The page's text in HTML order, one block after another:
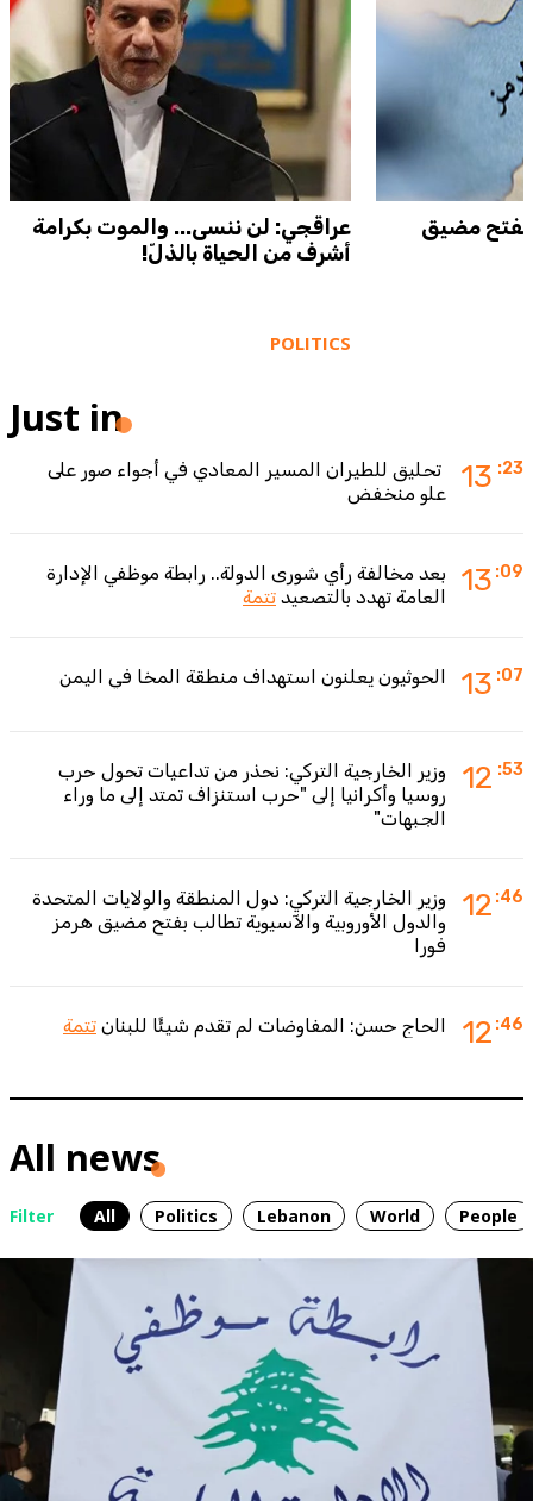
عراقجي: لن ننسى... والموت بكرامة
أشرف من الحياة بالذلّ!
POLITICS
شروط لفتح مضيق
Just in
13 :23
تحليق للطيران المسير المعادي في أجواء صور على
علو منخفض
13 :09
بعد مخالفة رأي شورى الدولة.. رابطة موظفي الإدارة
العامة تهدد بالتصعيد تتمة
13 :07 الحوثيون يعلنون استهداف منطقة المخا في اليمن
12 :53
وزير الخارجية التركي: نحذر من تداعيات تحول حرب
روسيا وأكرانيا إلى "حرب استنزاف تمتد إلى ما وراء
الجبهات"
12 :46
وزير الخارجية التركي: دول المنطقة والولايات المتحدة
والدول الأوروبية والآسيوية تطالب بفتح مضيق هرمز
فورا
12 :46 الحاج حسن: المفاوضات لم تقدم شيئًا للبنان تتمة
All news
Filter All Politics Lebanon World People